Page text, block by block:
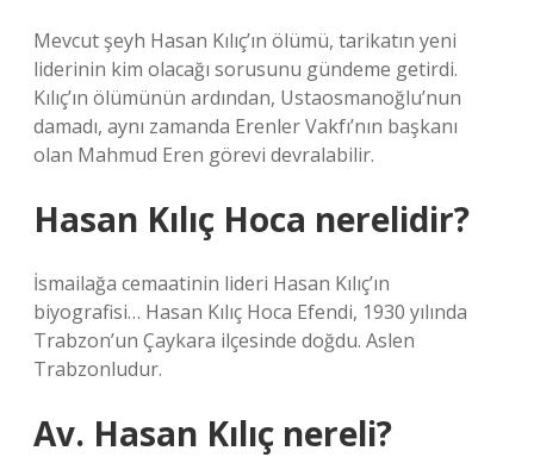
Mevcut şeyh Hasan Kılıç’ın ölümü, tarikatın yeni
liderinin kim olacağı sorusunu gündeme getirdi.
Kılıç’ın ölümünün ardından, Ustaosmanoğlu’nun
damadı, aynı zamanda Erenler Vakfı’nın başkanı
olan Mahmud Eren görevi devralabilir.
Hasan Kılıç Hoca nerelidir?
İsmailağa cemaatinin lideri Hasan Kılıç’ın
biyografisi… Hasan Kılıç Hoca Efendi, 1930 yılında
Trabzon’un Çaykara ilçesinde doğdu. Aslen
Trabzonludur.
Av. Hasan Kılıç nereli?